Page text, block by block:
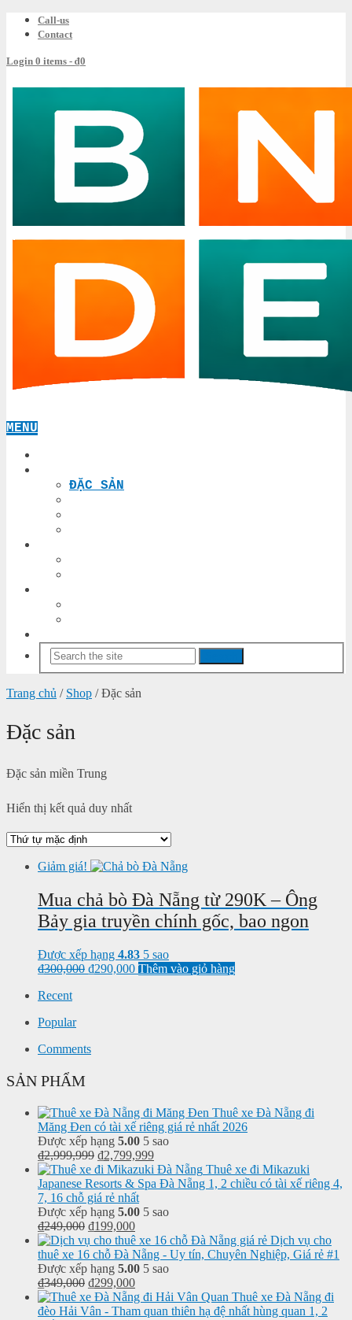
Call-us
Contact
Login 0 items - ₫0
MENU
ĐẶC SẢN
Trang chủ / Shop / Đặc sản
Đặc sản
Đặc sản miền Trung
Hiển thị kết quả duy nhất
Giảm giá!
Mua chả bò Đà Nẵng từ 290K – Ông
Bảy gia truyền chính gốc, bao ngon
Được xếp hạng 4.83 5 sao
₫300,000 ₫290,000 Thêm vào giỏ hàng
Recent
Popular
Comments
SẢN PHẨM
Thuê xe Đà Nẵng đi
Măng Đen có tài xế riêng giá rẻ nhất 2026
Được xếp hạng 5.00 5 sao
₫2,999,999 ₫2,799,999
Thuê xe đi Mikazuki
Japanese Resorts & Spa Đà Nẵng 1, 2 chiều có tài xế riêng 4,
7, 16 chỗ giá rẻ nhất
Được xếp hạng 5.00 5 sao
₫249,000 ₫199,000
Dịch vụ cho
thuê xe 16 chỗ Đà Nẵng - Uy tín, Chuyên Nghiệp, Giá rẻ #1
Được xếp hạng 5.00 5 sao
₫349,000 ₫299,000
Thuê xe Đà Nẵng đi
đèo Hải Vân - Tham quan thiên hạ đệ nhất hùng quan 1, 2